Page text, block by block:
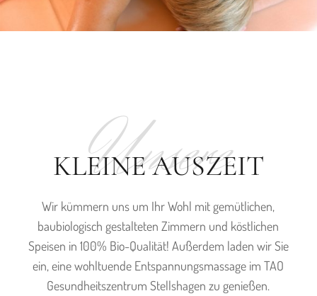
Unsere
KLEINE AUSZEIT
Wir kümmern uns um Ihr Wohl mit gemütlichen,
baubiologisch gestalteten Zimmern und köstlichen
Speisen in 100% Bio-Qualität! Außerdem laden wir Sie
ein, eine wohltuende Entspannungsmassage im TAO
Gesundheitszentrum Stellshagen zu genießen.